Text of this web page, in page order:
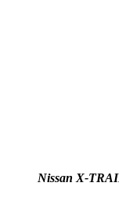
Nissan X-